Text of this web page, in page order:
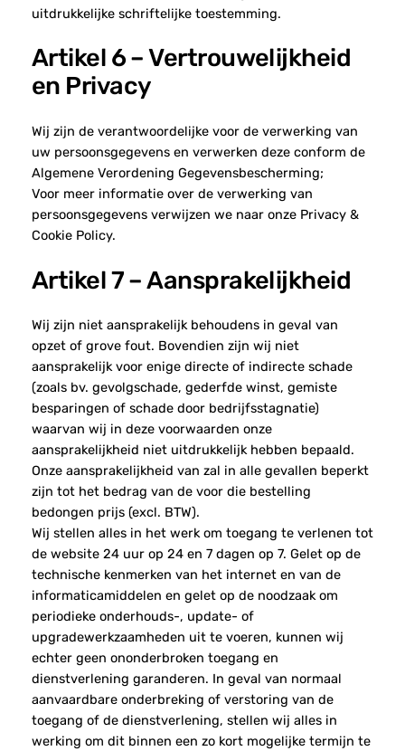
uitdrukkelijke schriftelijke toestemming.
Artikel 6 – Vertrouwelijkheid
en Privacy
Wij zijn de verantwoordelijke voor de verwerking van
uw persoonsgegevens en verwerken deze conform de
Algemene Verordening Gegevensbescherming;
Voor meer informatie over de verwerking van
persoonsgegevens verwijzen we naar onze Privacy &
Cookie Policy.
Artikel 7 – Aansprakelijkheid
Wij zijn niet aansprakelijk behoudens in geval van
opzet of grove fout. Bovendien zijn wij niet
aansprakelijk voor enige directe of indirecte schade
(zoals bv. gevolgschade, gederfde winst, gemiste
besparingen of schade door bedrijfsstagnatie)
waarvan wij in deze voorwaarden onze
aansprakelijkheid niet uitdrukkelijk hebben bepaald.
Onze aansprakelijkheid van zal in alle gevallen beperkt
zijn tot het bedrag van de voor die bestelling
bedongen prijs (excl. BTW).
Wij stellen alles in het werk om toegang te verlenen tot
de website 24 uur op 24 en 7 dagen op 7. Gelet op de
technische kenmerken van het internet en van de
informaticamiddelen en gelet op de noodzaak om
periodieke onderhouds-, update- of
upgradewerkzaamheden uit te voeren, kunnen wij
echter geen ononderbroken toegang en
dienstverlening garanderen. In geval van normaal
aanvaardbare onderbreking of verstoring van de
toegang of de dienstverlening, stellen wij alles in
werking om dit binnen een zo kort mogelijke termijn te